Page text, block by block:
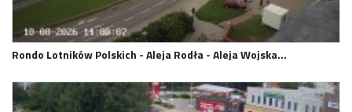
Rondo Lotników Polskich - Aleja Rodła - Aleja Wojska…